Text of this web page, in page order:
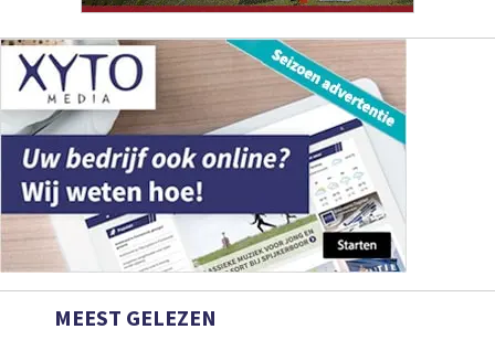
MEEST GELEZEN